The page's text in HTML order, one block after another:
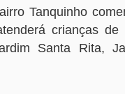
Tanquinho
crianças
Santa Rita,